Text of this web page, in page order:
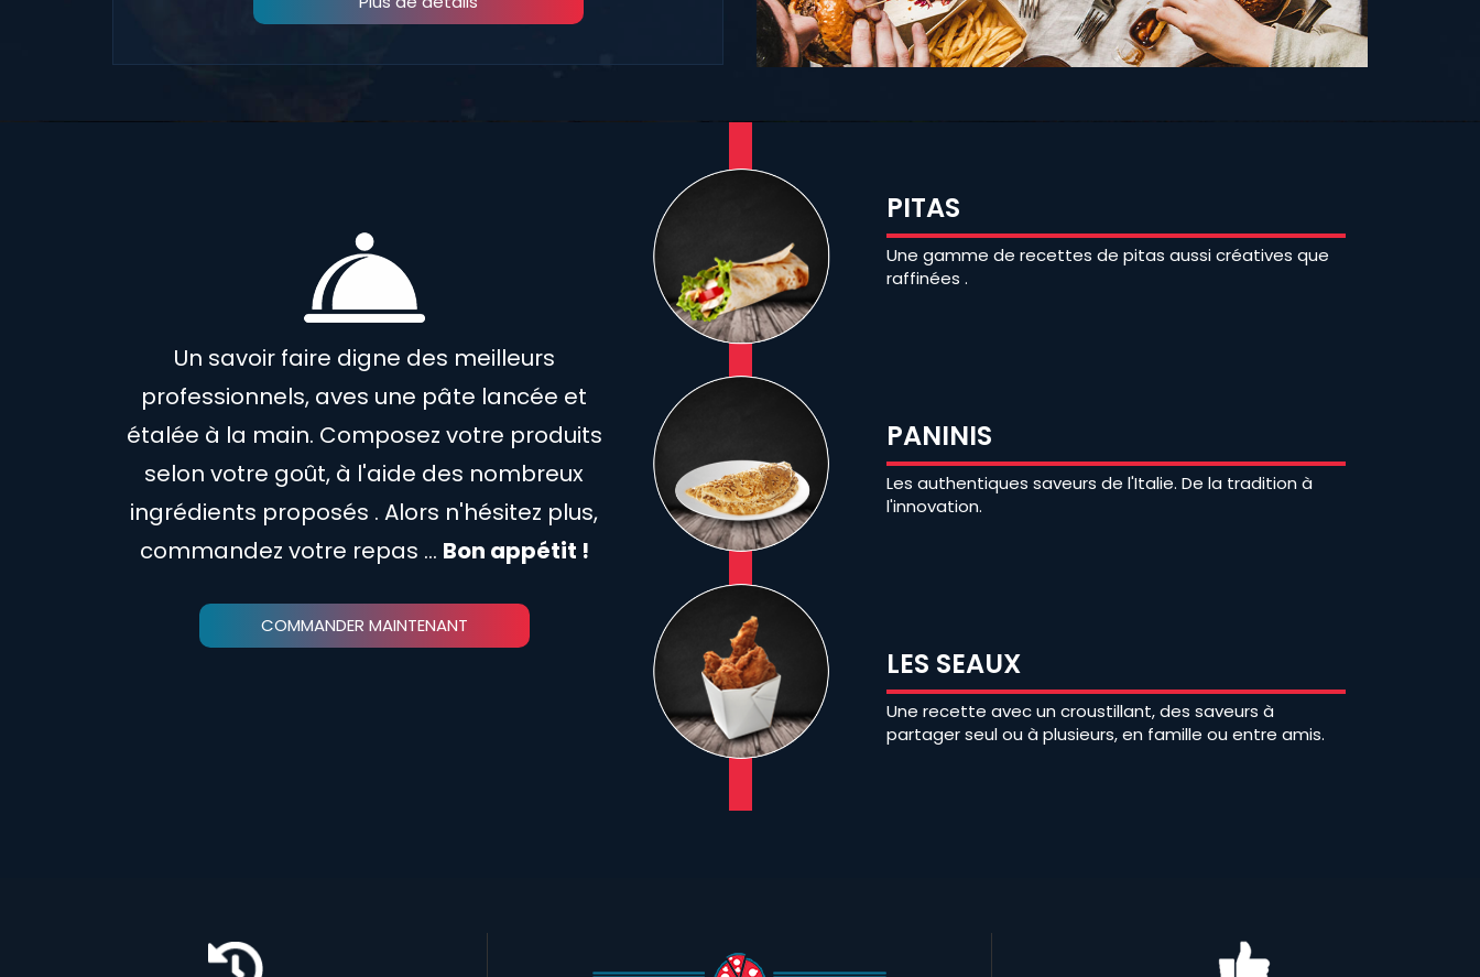
Un savoir faire digne des meilleurs
professionnels, aves une pâte lancée et
étalée à la main. Composez votre produits
selon votre goût, à l'aide des nombreux
ingrédients proposés . Alors n'hésitez plus,
commandez votre repas ... Bon appétit !
COMMANDER MAINTENANT
PITAS
Une gamme de recettes de pitas aussi créatives que
raffinées .
PANINIS
Les authentiques saveurs de l'Italie. De la tradition à
l'innovation.
LES SEAUX
Une recette avec un croustillant, des saveurs à
partager seul ou à plusieurs, en famille ou entre amis.